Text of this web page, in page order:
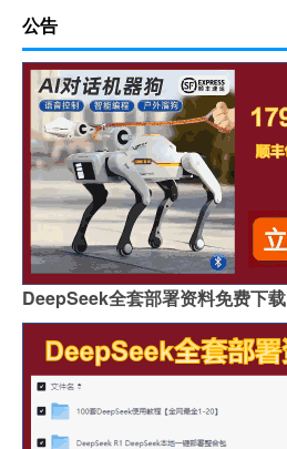
公告
DeepSeek全套部署资料免费下载